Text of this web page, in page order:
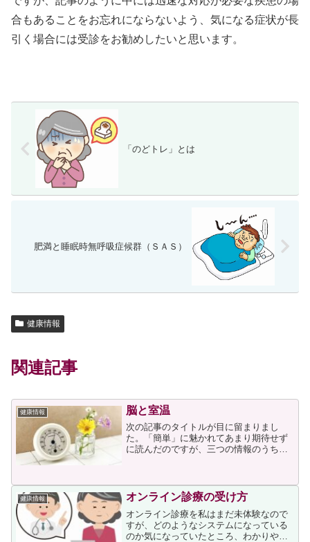
合もあることをお忘れにならないよう、気になる症状が長
引く場合には受診をお勧めしたいと思います。
「のどトレ」とは
肥満と睡眠時無呼吸症候群（ＳＡＳ）
健康情報
関連記事
健康情報 脳と室温
次の記事のタイトルが目に留まりまし
た。「簡単」に魅かれてあまり期待せず
に読んだのですが、三つの情報のうち一
関係しているということでした。理由と
して次が書かれていましたが...
健康情報 オンライン診療の受け方
オンライン診療を私はまだ未体験なので
すが、どのようなシステムになっている
のか気になっていたところ、わかりやす